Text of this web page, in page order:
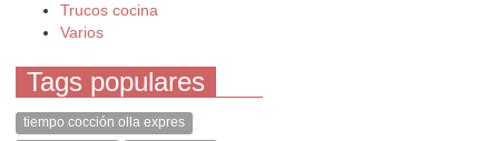
Trucos cocina
Varios
Tags populares
tiempo cocción olla expres